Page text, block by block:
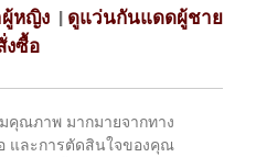
หญิง | ดูแว่นกันแดดผู้ชาย
งซื้อ
คุณภาพ มากมายจากทาง
และการตัดสินใจของคุณ